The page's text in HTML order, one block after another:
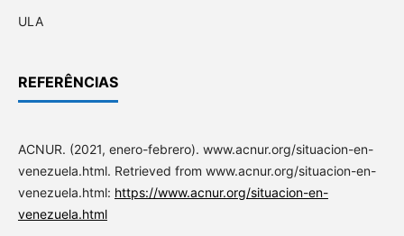
ULA
REFERÊNCIAS
ACNUR. (2021, enero-febrero). www.acnur.org/situacion-en-
venezuela.html. Retrieved from www.acnur.org/situacion-en-
venezuela.html: https://www.acnur.org/situacion-en-
venezuela.html